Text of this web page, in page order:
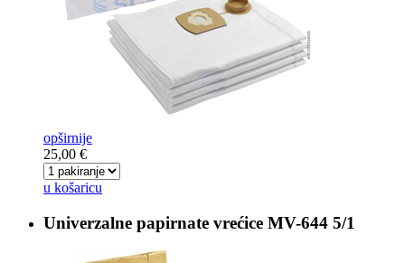
opširnije
25,00 €
u košaricu
Univerzalne papirnate vrećice MV-644 5/1